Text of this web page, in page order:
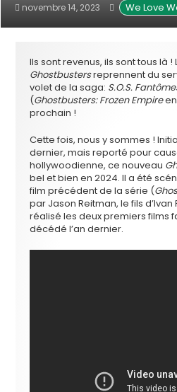
novembre 14, 2023 We Love
Ils sont revenus, ils sont tous là
Ghostbustersreprennent du
volet de la saga: S.O.S.
(Ghostbusters: Frozen Empireen
prochain !
Cette fois, nous y sommes !
dernier, mais reporté pour
hollywoodienne, ce nouveau
bel et bien en 2024. Il a été
film précédent de la série (
par Jason Reitman, le fils
réalisé les deux premiers films
décédé l’an dernier.